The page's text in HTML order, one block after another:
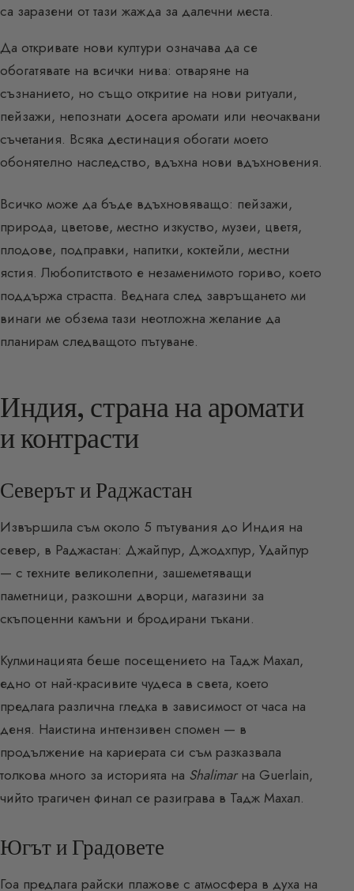
са заразени от тази жажда за далечни места.
Да откривате нови култури означава да се
обогатявате на всички нива: отваряне на
съзнанието, но също откритие на нови ритуали,
пейзажи, непознати досега аромати или неочаквани
съчетания. Всяка дестинация обогати моето
обонятелно наследство, вдъхна нови вдъхновения.
Всичко може да бъде вдъхновяващо: пейзажи,
природа, цветове, местно изкуство, музеи, цветя,
плодове, подправки, напитки, коктейли, местни
ястия. Любопитството е незаменимото гориво, което
поддържа страстта. Веднага след завръщането ми
винаги ме обзема тази неотложна желание да
планирам следващото пътуване.
Индия, страна на аромати
и контрасти
Северът и Раджастан
Извършила съм около 5 пътувания до Индия на
север, в Раджастан: Джайпур, Джодхпур, Удайпур
— с техните великолепни, зашеметяващи
паметници, разкошни дворци, магазини за
скъпоценни камъни и бродирани тъкани.
Кулминацията беше посещението на Тадж Махал,
едно от най-красивите чудеса в света, което
предлага различна гледка в зависимост от часа на
деня. Наистина интензивен спомен — в
продължение на кариерата си съм разказвала
толкова много за историята на Shalimarна Guerlain,
чийто трагичен финал се разиграва в Тадж Махал.
Югът и Градовете
Гоа предлага райски плажове с атмосфера в духа на